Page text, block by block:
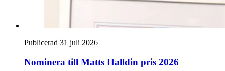
Publicerad 31 juli 2026
Nominera till Matts Halldin pris 2026